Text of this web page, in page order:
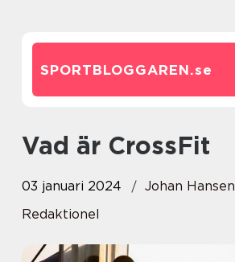
SPORTBLOGGAREN.se
Vad är CrossFit
03 januari 2024
Johan Hansen
Redaktionel